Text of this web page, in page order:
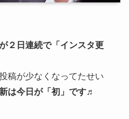
２日連続で「インスタ更
稿が少なくなってたせい
は今日が「初」です♬